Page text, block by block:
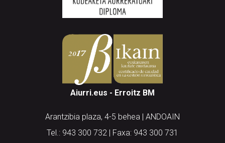
Aiurri.eus - Erroitz BM
Arantzibia plaza, 4-5 behea | ANDOAIN
Tel.: 943 300 732 | Faxa: 943 300 731